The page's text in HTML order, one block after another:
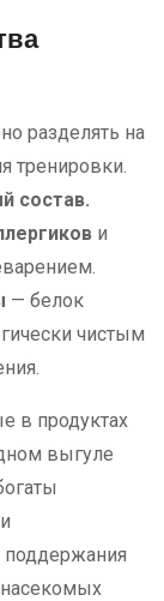
разделять на
тренировки.
состав.
и
— белок
чистым
в продуктах
выгуле